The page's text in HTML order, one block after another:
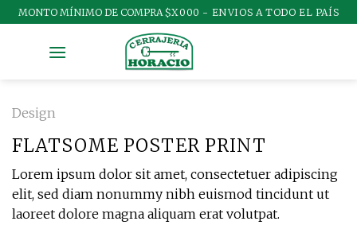
Skip
to
MONTO MÍNIMO DE COMPRA $X000 - ENVIOS A TODO EL PAÍS
Design
FLATSOME POSTER PRINT
Lorem ipsum dolor sit amet, consectetuer adipiscing
elit, sed diam nonummy nibh euismod tincidunt ut
laoreet dolore magna aliquam erat volutpat.